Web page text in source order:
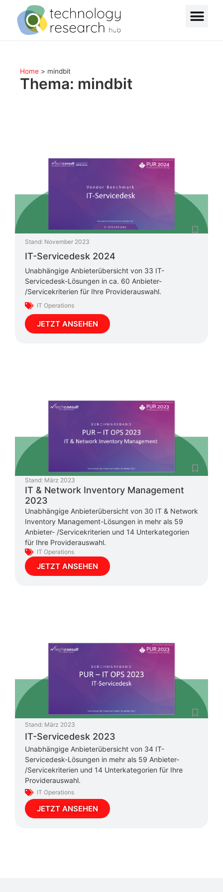
Home > mindbit
Thema: mindbit
Stand: November 2023
IT-Servicedesk 2024
Unabhängige Anbieterübersicht von 33 IT-
Servicedesk-Lösungen in ca. 60 Anbieter-
/Servicekriterien für Ihre Providerauswahl.
IT Operations
JETZT ANSEHEN
Stand: März 2023
IT & Network Inventory Management
2023
Unabhängige Anbieterübersicht von 30 IT & Network
Inventory Management-Lösungen in mehr als 59
Anbieter- /Servicekriterien und 14 Unterkategorien
für Ihre Providerauswahl.
IT Operations
JETZT ANSEHEN
Stand: März 2023
IT-Servicedesk 2023
Unabhängige Anbieterübersicht von 34 IT-
Servicedesk-Lösungen in mehr als 59 Anbieter-
/Servicekriterien und 14 Unterkategorien für Ihre
Providerauswahl.
IT Operations
JETZT ANSEHEN